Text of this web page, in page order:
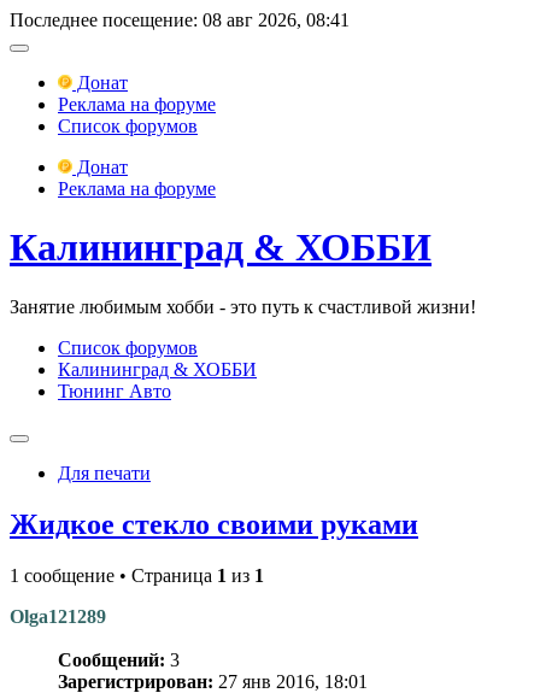
Последнее посещение: 08 авг 2026, 08:41
Донат
Реклама на форуме
Список форумов
Донат
Реклама на форуме
Калининград & ХОББИ
Занятие любимым хобби - это путь к счастливой жизни!
Список форумов
Калининград & ХОББИ
Тюнинг Авто
Для печати
Жидкое стекло своими руками
1 сообщение • Страница 1 из 1
Olga121289
Сообщений: 3
Зарегистрирован: 27 янв 2016, 18:01